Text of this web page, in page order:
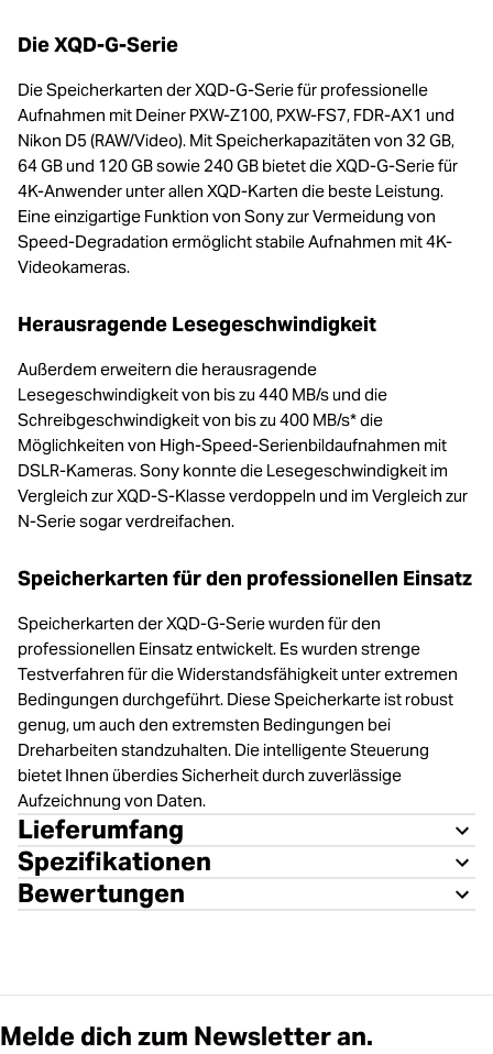
Die XQD-G-Serie
Die Speicherkarten der XQD-G-Serie für professionelle
Aufnahmen mit Deiner PXW-Z100, PXW-FS7, FDR-AX1 und
Nikon D5 (RAW/Video). Mit Speicherkapazitäten von 32 GB,
64 GB und 120 GB sowie 240 GB bietet die XQD-G-Serie für
4K-Anwender unter allen XQD-Karten die beste Leistung.
Eine einzigartige Funktion von Sony zur Vermeidung von
Speed-Degradation ermöglicht stabile Aufnahmen mit 4K-
Videokameras.
Herausragende Lesegeschwindigkeit
Außerdem erweitern die herausragende
Lesegeschwindigkeit von bis zu 440 MB/s und die
Schreibgeschwindigkeit von bis zu 400 MB/s* die
Möglichkeiten von High-Speed-Serienbildaufnahmen mit
DSLR-Kameras. Sony konnte die Lesegeschwindigkeit im
Vergleich zur XQD-S-Klasse verdoppeln und im Vergleich zur
N-Serie sogar verdreifachen.
Speicherkarten für den professionellen Einsatz
Speicherkarten der XQD-G-Serie wurden für den
professionellen Einsatz entwickelt. Es wurden strenge
Testverfahren für die Widerstandsfähigkeit unter extremen
Bedingungen durchgeführt. Diese Speicherkarte ist robust
genug, um auch den extremsten Bedingungen bei
Dreharbeiten standzuhalten. Die intelligente Steuerung
bietet Ihnen überdies Sicherheit durch zuverlässige
Aufzeichnung von Daten.
Lieferumfang
Spezifikationen
Bewertungen
Melde dich zum Newsletter an.